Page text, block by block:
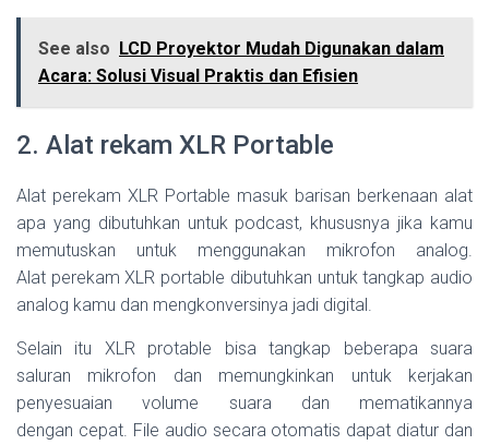
See also LCD Proyektor Mudah Digunakan dalam
Acara: Solusi Visual Praktis dan Efisien
2. Alat rekam XLR Portable
Alat perekam XLR Portable masuk barisan berkenaan alat
apa yang dibutuhkan untuk podcast, khususnya jika kamu
memutuskan untuk menggunakan mikrofon analog.
Alat perekam XLR portable dibutuhkan untuk tangkap audio
analog kamu dan mengkonversinya jadi digital.
Selain itu XLR protable bisa tangkap beberapa suara
saluran mikrofon dan memungkinkan untuk kerjakan
penyesuaian volume suara dan mematikannya
dengan cepat. File audio secara otomatis dapat diatur dan